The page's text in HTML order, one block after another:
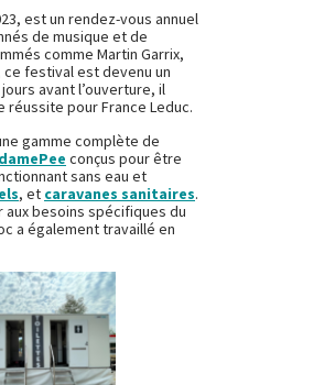
est un rendez-vous annuel
de musique et de
comme Martin Garrix,
festival est devenu un
avant l’ouverture, il
réussite pour France Leduc.
gamme complète de
conçus pour être
sans eau et
, et caravanes sanitaires.
besoins spécifiques du
a également travaillé en